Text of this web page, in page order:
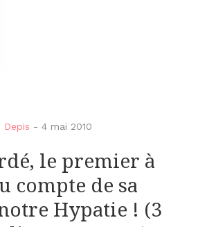
Depis - 4 mai 2010
le premier à
compte de sa
Hypatie ! (3